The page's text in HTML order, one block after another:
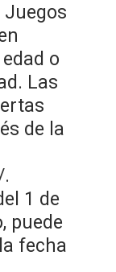
Juegos
o
Las
de la
1 de
puede
fecha